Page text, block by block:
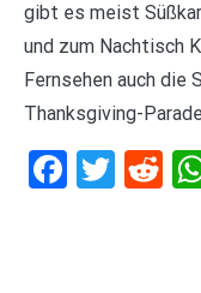
gibt es meist
und zum Nachtisch
Fernsehen auch die
Thanksgiving-